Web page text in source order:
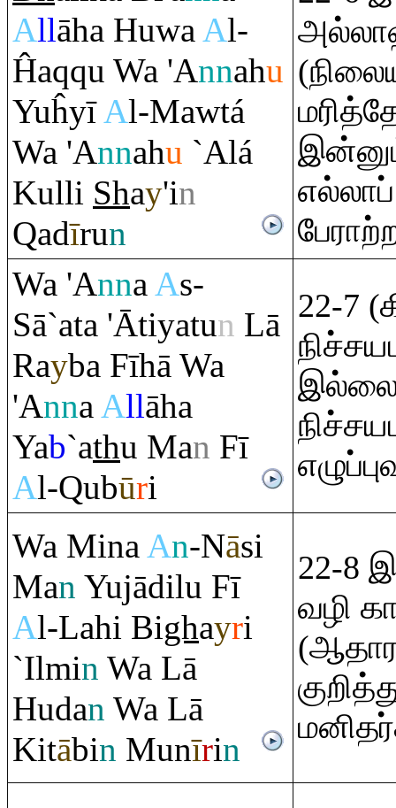
Allāha HuwaAl-
Ĥaqqu Wa 'Annahu
YuĥyīAl-Mawtá
Wa 'Annahu `Alá
Kulli Shay'in
Qadīrun
Wa 'AnnaAs-
Sā`ata 'Ātiyatun Lā
Rayba Fīhā Wa
'AnnaAllāha
Yab`athu Man Fī
Al-Qubūri
22-7
இல்லை
Wa MinaAn-Nāsi
Man Yujādilu Fī
Al-Lahi Bighayri
`Ilmin Wa Lā
Hudan Wa Lā
Kitābin Munīrin
22-8
வழி